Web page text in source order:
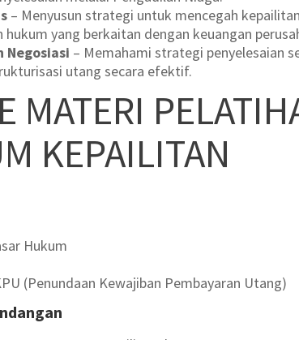
– Menyusun strategi untuk mencegah
yang berkaitan dengan keuangan
Negosiasi – Memahami strategi penyelesaian
utang secara efektif.
MATERI
KEPAILITAN
Hukum
(Penundaan Kewajiban Pembayaran Utang)